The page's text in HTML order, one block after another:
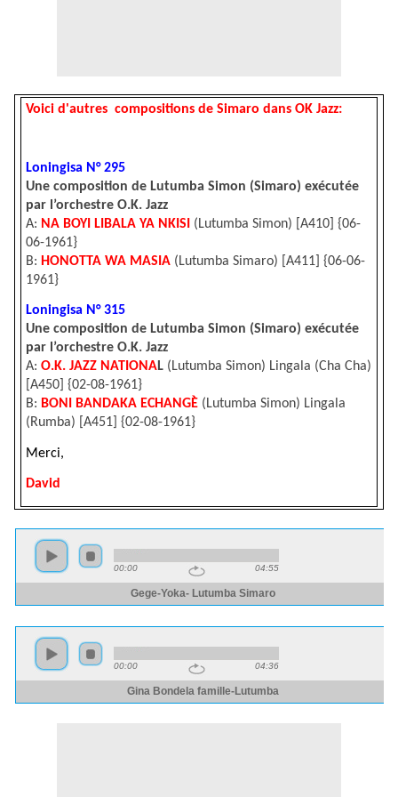
Voici d'autres compositions de Simaro dans OK Jazz:
Loningisa N° 295
Une composition de Lutumba Simon (Simaro) exécutée
par l’orchestre O.K. Jazz
A: NA BOYI LIBALA YA NKISI
(Lutumba Simon) [A410] {06-
06-1961}
B: HONOTTA WA MASIA (Lutumba Simaro) [A411] {06-06-
1961}
Loningisa N° 315
Une composition de Lutumba Simon (Simaro) exécutée
par l’orchestre O.K. Jazz
A:O.K. JAZZ NATIONAL (Lutumba Simon) Lingala (Cha Cha)
[A450] {02-08-1961}
B: BONI BANDAKA ECHANGÈ (Lutumba Simon) Lingala
(Rumba) [A451] {02-08-1961}
Merci,
David